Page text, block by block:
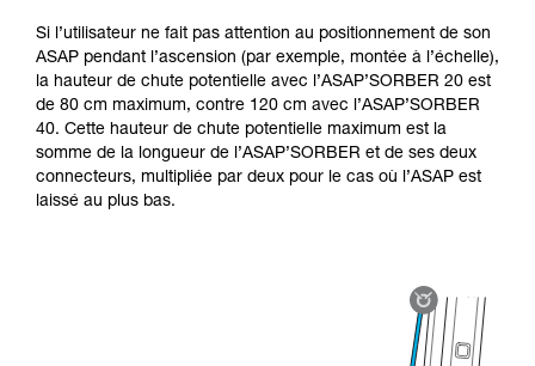
Si l’utilisateur ne fait pas attention au positionnement de son
ASAP pendant l’ascension (par exemple, montée à l’échelle),
la hauteur de chute potentielle avec l’ASAP’SORBER 20 est
de 80 cm maximum, contre 120 cm avec l’ASAP’SORBER
40. Cette hauteur de chute potentielle maximum est la
somme de la longueur de l’ASAP’SORBER et de ses deux
connecteurs, multipliée par deux pour le cas où l’ASAP est
laissé au plus bas.